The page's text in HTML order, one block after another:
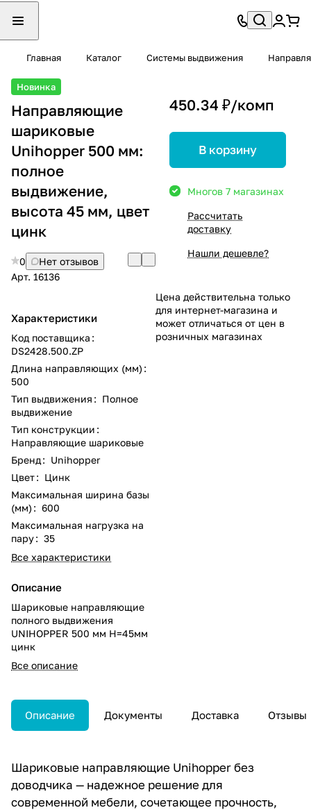
Главная Каталог Системы выдвижения
Новинка
Направляющие
шариковые
Unihopper 500 мм:
полное
выдвижение,
высота 45 мм, цвет
цинк
0
Нет отзывов
Арт. 16136
Характеристики
Код поставщика :
DS2428.500.ZP
Длина направляющих (мм) :
500
Тип выдвижения : Полное
выдвижение
Тип конструкции :
Направляющие шариковые
Бренд: Unihopper
Цвет: Цинк
Максимальная ширина базы
(мм) : 600
Максимальная нагрузка на
пару: 35
Все характеристики
Описание
Шариковые направляющие
полного выдвижения
UNIHOPPER 500 мм H=45мм
цинк
Все описание
450.34 ₽/комп
В корзину
Многов 7 магазинах
Рассчитать
доставку
Нашли дешевле?
Цена действительна только
для интернет-магазина и
может отличаться от цен в
розничных магазинах
Описание Документы Доставка Отзывы
Шариковые направляющие Unihopper без
доводчика — надежное решение для
современной мебели, сочетающее прочность,